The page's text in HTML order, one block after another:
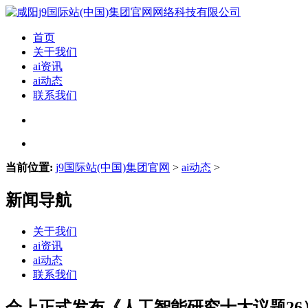
首页
关于我们
ai资讯
ai动态
联系我们
当前位置: j9国际站(中国)集团官网 > ai动态 >
新闻导航
关于我们
ai资讯
ai动态
联系我们